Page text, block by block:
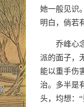
她一般见识
明白，倘若
乔峰心
派的面子，
能以重手伤
治。多半是
头，均想：